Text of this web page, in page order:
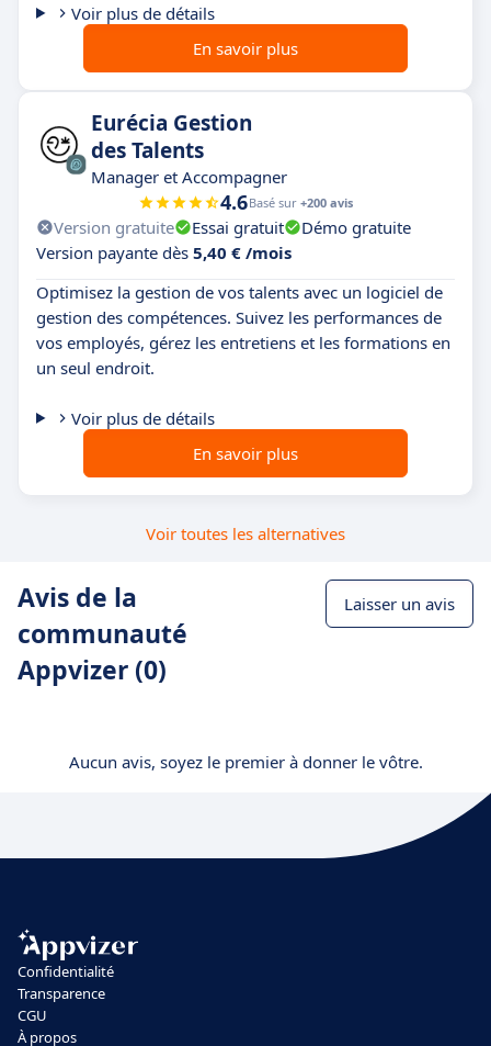
Voir plus de détails
En savoir plus
Eurécia Gestion
des Talents
Manager et Accompagner
4.6Basé sur +200 avis
Version gratuite Essai gratuit
Démo gratuite
Version payante dès 5,40 € /mois
Optimisez la gestion de vos talents avec un logiciel de
gestion des compétences. Suivez les performances de
vos employés, gérez les entretiens et les formations en
un seul endroit.
Voir plus de détails
En savoir plus
Voir toutes les alternatives
Avis de la
communauté
Appvizer (0)
Laisser un avis
Aucun avis, soyez le premier à donner le vôtre.
Confidentialité
Transparence
CGU
À propos